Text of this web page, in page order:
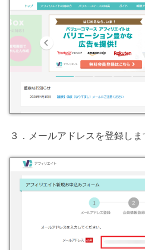
３．メールアドレスを登録しま